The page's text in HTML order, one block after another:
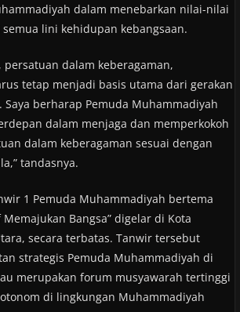
dalam menebarkan nilai-nilai
lini kehidupan kebangsaan.
dalam keberagaman,
tetap menjadi basis utama dari gerakan
berharap Pemuda Muhammadiyah
dalam menjaga dan memperkokoh
dalam keberagaman sesuai dengan
tandasnya.
1 Pemuda Muhammadiyah bertema
Bangsa” digelar di Kota
secara terbatas. Tanwir tersebut
strategis Pemuda Muhammadiyah di
merupakan forum musyawarah tertinggi
di lingkungan Muhammadiyah